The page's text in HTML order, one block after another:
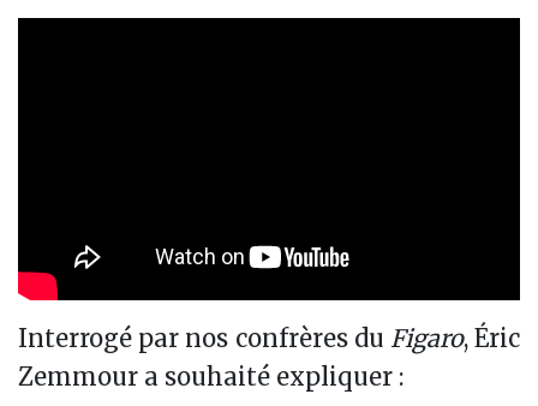
Interrogé par nos confrères du Figaro, Éric
Zemmour a souhaité expliquer :